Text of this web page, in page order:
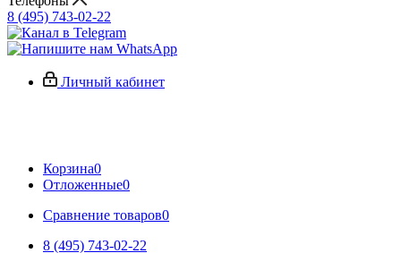
8 (495) 743-02-22
Личный кабинет
Корзина0
Отложенные0
Сравнение товаров0
8 (495) 743-02-22